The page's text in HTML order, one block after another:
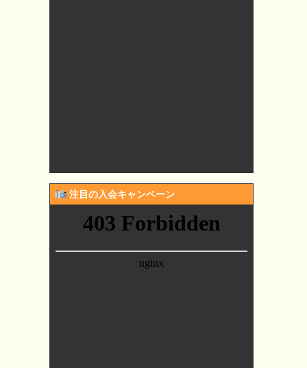
注目の入会キャンペーン